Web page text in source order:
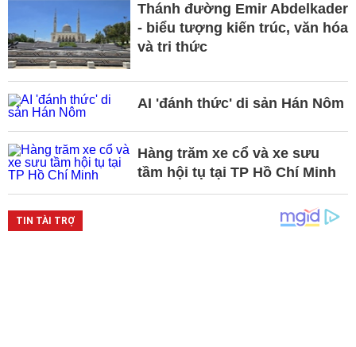
Thánh đường Emir Abdelkader
- biểu tượng kiến trúc, văn hóa
và tri thức
AI 'đánh thức' di sản Hán Nôm
Hàng trăm xe cổ và xe sưu
tầm hội tụ tại TP Hồ Chí Minh